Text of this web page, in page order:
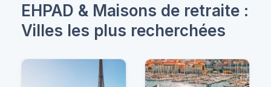
EHPAD & Maisons de retraite :
Villes les plus recherchées